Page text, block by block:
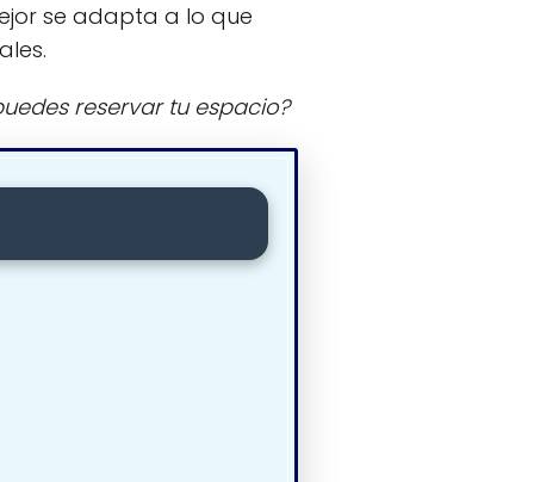
se adapta a lo que
reservar tu espacio?